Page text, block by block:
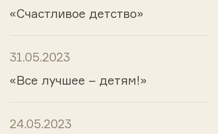
«Счастливое детство»
31.05.2023
«Все лучшее – детям!»
24.05.2023